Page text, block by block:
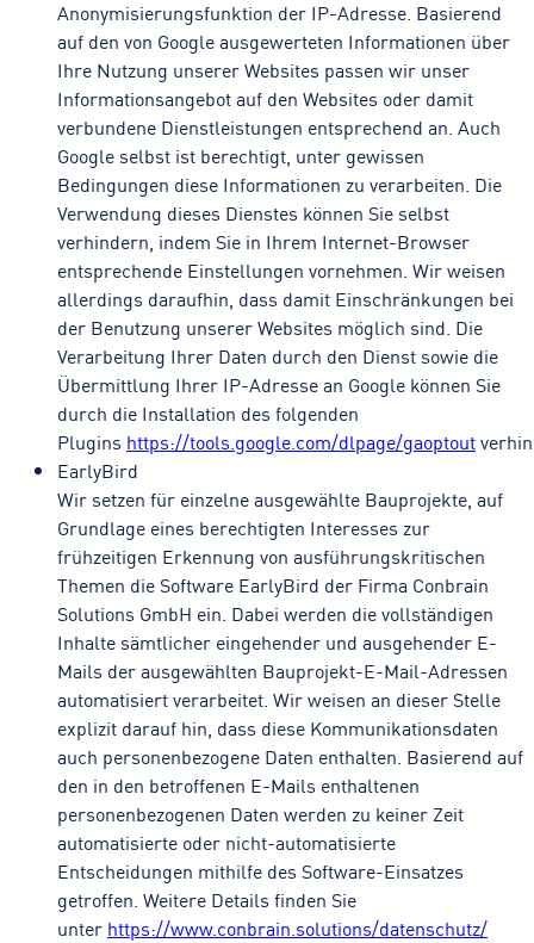
Anonymisierungsfunktion der IP-Adresse. Basierend
auf den von Google ausgewerteten Informationen über
Ihre Nutzung unserer Websites passen wir unser
Informationsangebot auf den Websites oder damit
verbundene Dienstleistungen entsprechend an. Auch
Google selbst ist berechtigt, unter gewissen
Bedingungen diese Informationen zu verarbeiten. Die
Verwendung dieses Dienstes können Sie selbst
verhindern, indem Sie in Ihrem Internet-Browser
entsprechende Einstellungen vornehmen. Wir weisen
allerdings daraufhin, dass damit Einschränkungen bei
der Benutzung unserer Websites möglich sind. Die
Verarbeitung Ihrer Daten durch den Dienst sowie die
Übermittlung Ihrer IP-Adresse an Google können Sie
durch die Installation des folgenden
Plugins https://tools.google.com/dlpage/gaoptout
EarlyBird
Wir setzen für einzelne ausgewählte Bauprojekte, auf
Grundlage eines berechtigten Interesses zur
frühzeitigen Erkennung von ausführungskritischen
Themen die Software EarlyBird der Firma Conbrain
Solutions GmbH ein. Dabei werden die vollständigen
Inhalte sämtlicher eingehender und ausgehender E-
Mails der ausgewählten Bauprojekt-E-Mail-Adressen
automatisiert verarbeitet. Wir weisen an dieser Stelle
explizit darauf hin, dass diese Kommunikationsdaten
auch personenbezogene Daten enthalten. Basierend auf
den in den betroffenen E-Mails enthaltenen
personenbezogenen Daten werden zu keiner Zeit
automatisierte oder nicht-automatisierte
Entscheidungen mithilfe des Software-Einsatzes
getroffen. Weitere Details finden Sie
unter https://www.conbrain.solutions/datenschutz/